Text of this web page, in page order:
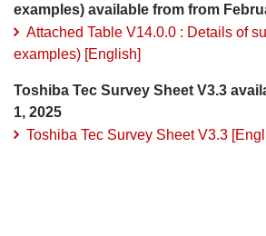
examples) available from from
Attached Table V14.0.0 : Details of
examples) [English]
Toshiba Tec Survey Sheet V3.3
1, 2025
Toshiba Tec Survey Sheet V3.3